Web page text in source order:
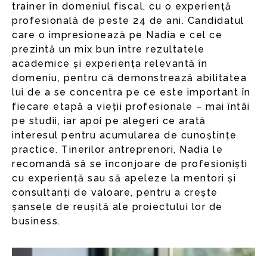
trainer în domeniul fiscal, cu o experiență
profesională de peste 24 de ani. Candidatul
care o impresionează pe Nadia e cel ce
prezintă un mix bun între rezultatele
academice și experiența relevantă în
domeniu, pentru că demonstrează abilitatea
lui de a se concentra pe ce este important în
fiecare etapă a vieții profesionale – mai întâi
pe studii, iar apoi pe alegeri ce arată
interesul pentru acumularea de cunoștințe
practice. Tinerilor antreprenori, Nadia le
recomandă să se înconjoare de profesioniști
cu experiență sau să apeleze la mentori și
consultanți de valoare, pentru a crește
șansele de reușită ale proiectului lor de
business.